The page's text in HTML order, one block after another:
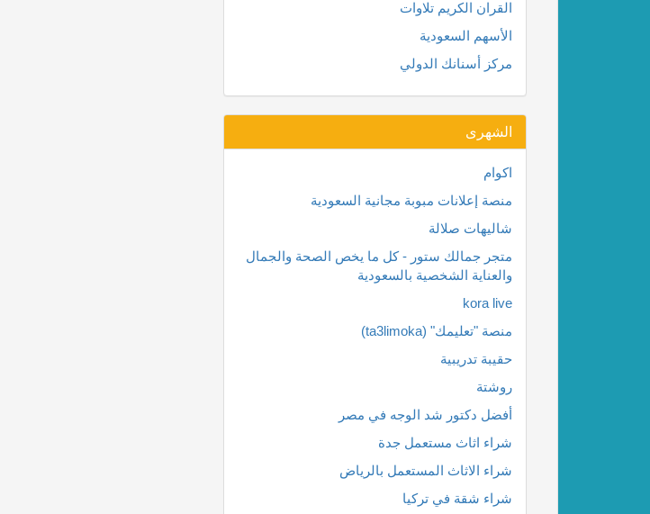
القران الكريم تلاوات
الأسهم السعودية
مركز أسنانك الدولي
الشهرى
اكوام
منصة إعلانات مبوبة مجانية السعودية
شاليهات صلالة
متجر جمالك ستور - كل ما يخص الصحة والجمال
والعناية الشخصية بالسعودية
kora live
منصة "تعليمك" (ta3limoka)
حقيبة تدريبية
روشتة
أفضل دكتور شد الوجه في مصر
شراء اثاث مستعمل جدة
شراء الاثاث المستعمل بالرياض
شراء شقة في تركيا